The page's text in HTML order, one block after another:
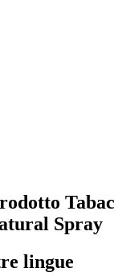
Tabac
Spray
lingue